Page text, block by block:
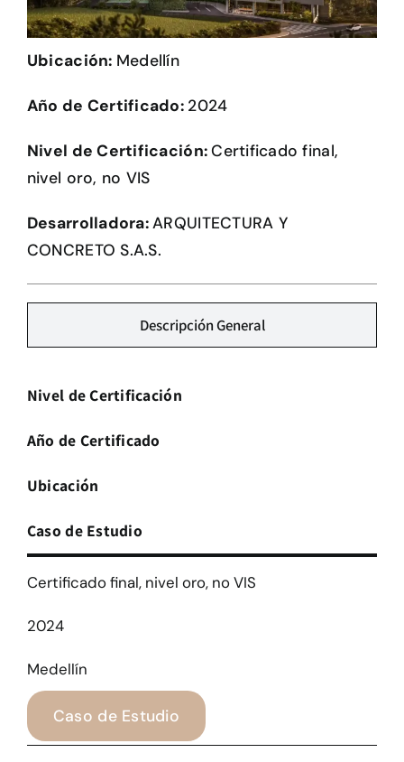
Herramientas
Credenciales
Plataforma CASA
Ubicación: Medellín
Año de Certificado: 2024
Nivel de Certificación:Certificado final,
nivel oro, no VIS
Desarrolladora:ARQUITECTURA Y
CONCRETO S.A.S.
Descripción General
Nivel de Certificación
Año de Certificado
Ubicación
Caso de Estudio
Certificado final, nivel oro, no VIS
2024
Medellín
Caso de Estudio